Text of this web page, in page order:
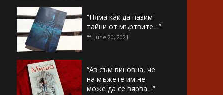
“Няма как да пазим
тайни от мъртвите…”
June 20, 2021
“Аз съм виновна, че
на мъжете им не
може да се вярва…”